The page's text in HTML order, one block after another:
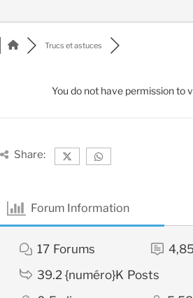
Trucs et astuces
You do not have permission to
Share:
Forum Information
17 Forums
39.2 {numéro}K Posts